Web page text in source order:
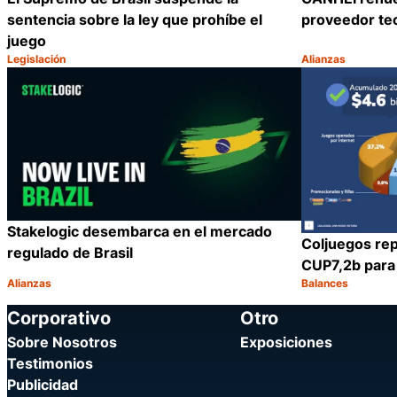
sentencia sobre la ley que prohíbe el
juego
Categoría:
Legislación
Compartir
proveedor
Categoría:
Alianzas
Stakelogic desembarca en el mercado
regulado de Brasil
Categoría:
Alianzas
Coljuegos
CUP7,2b
Categoría:
Balances
Corporativo
Sobre Nosotros
Testimonios
Publicidad
Otro
Exposiciones